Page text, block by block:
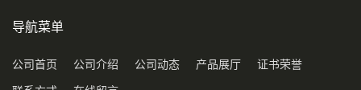
导航菜单
公司首页 公司介绍 公司动态 产品展厅 证书荣誉